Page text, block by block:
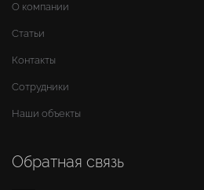
О компании
Статьи
Контакты
Сотрудники
Наши объекты
Обратная связь